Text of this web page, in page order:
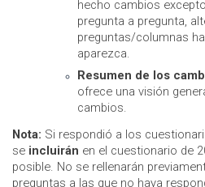
hecho cambios
pregunta a pregunta,
preguntas/columnas
aparezca.
Resumen de los
ofrece una visión
cambios.
Nota: Si respondió a los
se incluirán en el cuestionario de
posible. No se rellenarán
preguntas a las que no haya